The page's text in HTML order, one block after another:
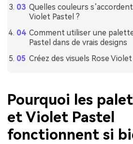
Quelles couleurs
Violet Pastel ?
Comment utiliser une
Pastel dans de vrais designs
Créez des visuels Rose
Pourquoi les
et Violet Pastel
fonctionnent si